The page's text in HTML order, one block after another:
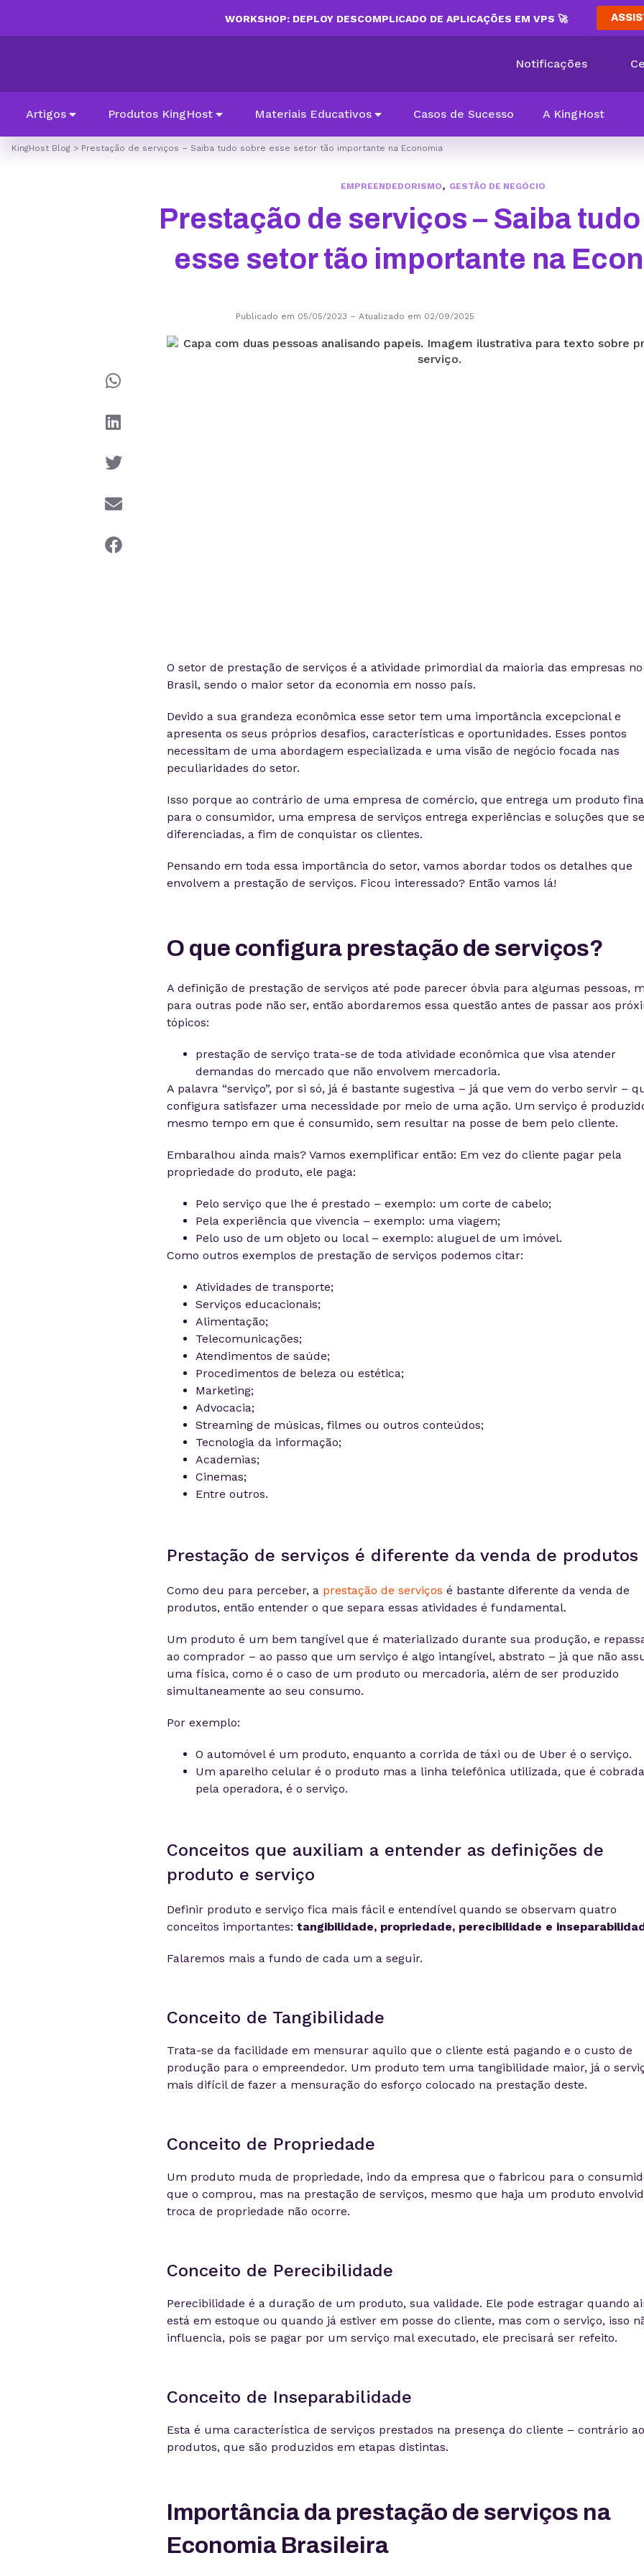
WORKSHOP: DEPLOY DESCOMPLICADO DE APLICAÇÕES EM VPS 🚀
Notificações
Artigos Produtos KingHost Materiais Educativos Casos de Sucesso A KingHost
KingHost Blog > Prestação de serviços – Saiba tudo sobre esse setor tão importante na Economia
EMPREENDEDORISMO, GESTÃO DE NEGÓCIO
Prestação de serviços – Saiba
esse setor tão importante na
Publicado em 05/05/2023 – Atualizado em 02/09/2025
O setor de prestação de serviços é a atividade primordial da maioria das empresas no
Brasil, sendo o maior setor da economia em nosso país.
Devido a sua grandeza econômica esse setor tem uma importância excepcional e
apresenta os seus próprios desafios, características e oportunidades. Esses pontos
necessitam de uma abordagem especializada e uma visão de negócio focada nas
peculiaridades do setor.
Isso porque ao contrário de uma empresa de comércio, que entrega um produto
para o consumidor, uma empresa de serviços entrega experiências e soluções que
diferenciadas, a fim de conquistar os clientes.
Pensando em toda essa importância do setor, vamos abordar todos os detalhes que
envolvem a prestação de serviços. Ficou interessado? Então vamos lá!
O que configura prestação de serviços?
A definição de prestação de serviços até pode parecer óbvia para algumas pessoas,
para outras pode não ser, então abordaremos essa questão antes de passar aos
tópicos:
prestação de serviço trata-se de toda atividade econômica que visa atender
demandas do mercado que não envolvem mercadoria.
A palavra “serviço”, por si só, já é bastante sugestiva – já que vem do verbo servir –
configura satisfazer uma necessidade por meio de uma ação. Um serviço é
mesmo tempo em que é consumido, sem resultar na posse de bem pelo cliente.
Embaralhou ainda mais? Vamos exemplificar então: Em vez do cliente pagar pela
propriedade do produto, ele paga:
Pelo serviço que lhe é prestado – exemplo: um corte de cabelo;
Pela experiência que vivencia – exemplo: uma viagem;
Pelo uso de um objeto ou local – exemplo: aluguel de um imóvel.
Como outros exemplos de prestação de serviços podemos citar:
Atividades de transporte;
Serviços educacionais;
Alimentação;
Telecomunicações;
Atendimentos de saúde;
Procedimentos de beleza ou estética;
Marketing;
Advocacia;
Streaming de músicas, filmes ou outros conteúdos;
Tecnologia da informação;
Academias;
Cinemas;
Entre outros.
Prestação de serviços é diferente da venda de produtos
Como deu para perceber, a prestação de serviços é bastante diferente da venda de
produtos, então entender o que separa essas atividades é fundamental.
Um produto é um bem tangível que é materializado durante sua produção, e
ao comprador – ao passo que um serviço é algo intangível, abstrato – já que não
uma física, como é o caso de um produto ou mercadoria, além de ser produzido
simultaneamente ao seu consumo.
Por exemplo:
O automóvel é um produto, enquanto a corrida de táxi ou de Uber é o serviço.
Um aparelho celular é o produto mas a linha telefônica utilizada, que é cobrada
pela operadora, é o serviço.
Conceitos que auxiliam a entender as definições de
produto e serviço
Definir produto e serviço fica mais fácil e entendível quando se observam quatro
conceitos importantes: tangibilidade, propriedade, perecibilidade e
Falaremos mais a fundo de cada um a seguir.
Conceito de Tangibilidade
Trata-se da facilidade em mensurar aquilo que o cliente está pagando e o custo de
produção para o empreendedor. Um produto tem uma tangibilidade maior, já o
mais difícil de fazer a mensuração do esforço colocado na prestação deste.
Conceito de Propriedade
Um produto muda de propriedade, indo da empresa que o fabricou para o
que o comprou, mas na prestação de serviços, mesmo que haja um produto
troca de propriedade não ocorre.
Conceito de Perecibilidade
Perecibilidade é a duração de um produto, sua validade. Ele pode estragar quando
está em estoque ou quando já estiver em posse do cliente, mas com o serviço, isso
influencia, pois se pagar por um serviço mal executado, ele precisará ser refeito.
Conceito de Inseparabilidade
Esta é uma característica de serviços prestados na presença do cliente – contrário
produtos, que são produzidos em etapas distintas.
Importância da prestação de serviços na
Economia Brasileira